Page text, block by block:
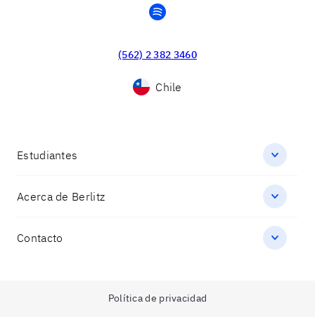
spotify
(562) 2 382 3460
Chile
Estudiantes
Acerca de Berlitz
Contacto
Política de privacidad